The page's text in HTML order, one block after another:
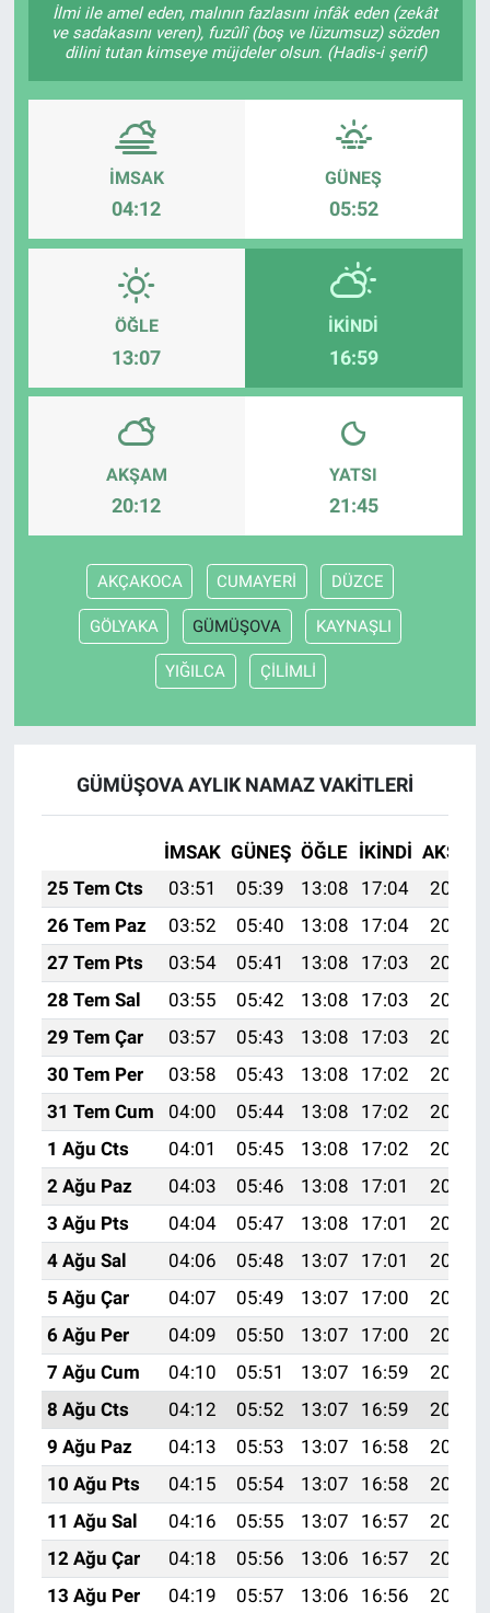
İlmi ile amel eden, malının fazlasını infâk eden (zekât
ve sadakasını veren), fuzûlî (boş ve lüzumsuz) sözden
dilini tutan kimseye müjdeler olsun. (Hadis-i şerif)
İMSAK
04:12
GÜNEŞ
05:52
ÖĞLE
13:07
İKINDI
16:59
AKŞAM
20:12
YATSI
21:45
AKÇAKOCA CUMAYERİ DÜZCE
GÖLYAKA GÜMÜŞOVA KAYNAŞLI
YIĞILCA ÇİLİMLİ
GÜMÜŞOVA AYLIK NAMAZ VAKITLERI
İMSAK GÜNEŞ ÖĞLE İKINDI AKŞAM
25 Tem Cts
03:51 05:39 13:08 17:04
20:27
26 Tem Paz
03:52 05:40 13:08 17:04
20:26
27 Tem Pts
03:54 05:41 13:08 17:03
20:25
28 Tem Sal
03:55 05:42 13:08 17:03
20:24
29 Tem Çar
03:57 05:43 13:08 17:03
20:23
30 Tem Per
03:58 05:43 13:08 17:02
20:22
31 Tem Cum
04:00 05:44 13:08 17:02
20:21
1 Ağu Cts
04:01 05:45 13:08 17:02
20:20
2 Ağu Paz
04:03 05:46 13:08 17:01
20:19
3 Ağu Pts
04:04 05:47 13:08 17:01
20:18
4 Ağu Sal
04:06 05:48 13:07 17:01
20:17
5 Ağu Çar
04:07 05:49 13:07 17:00
20:16
6 Ağu Per
04:09 05:50 13:07 17:00
20:14
7 Ağu Cum
04:10 05:51 13:07 16:59
20:13
8 Ağu Cts
04:12 05:52 13:07 16:59
20:12
9 Ağu Paz
04:13 05:53 13:07 16:58
20:11
10 Ağu Pts
04:15 05:54 13:07 16:58
20:09
11 Ağu Sal
04:16 05:55 13:07 16:57
20:08
12 Ağu Çar
04:18 05:56 13:06 16:57
20:07
13 Ağu Per
04:19 05:57 13:06 16:56
20:05
Özel Haber
Kültür Sanat
Eğitim
Ekonomi
Şambayat Haber